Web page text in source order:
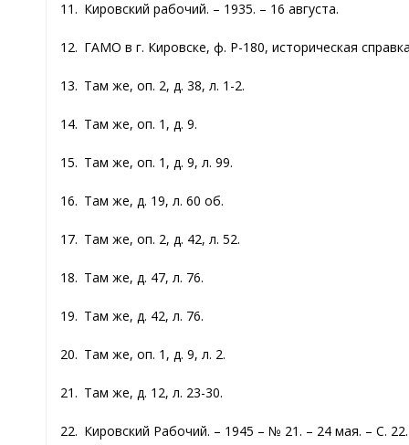
11. Кировский рабочий. – 1935. – 16 августа.
12. ГАМО в г. Кировске, ф. Р-180, историческая
13. Там же, оп. 2, д. 38, л. 1-2.
14. Там же, оп. 1, д. 9.
15. Там же, оп. 1, д. 9, л. 99.
16. Там же, д. 19, л. 60 об.
17. Там же, оп. 2, д. 42, л. 52.
18. Там же, д. 47, л. 76.
19. Там же, д. 42, л. 76.
20. Там же, оп. 1, д. 9, л. 2.
21. Там же, д. 12, л. 23-30.
22. Кировский Рабочий. – 1945 – № 21. – 24 мая. – С. 22.